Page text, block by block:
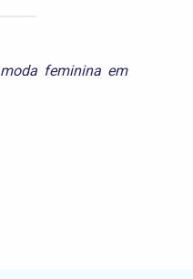
moda feminina em